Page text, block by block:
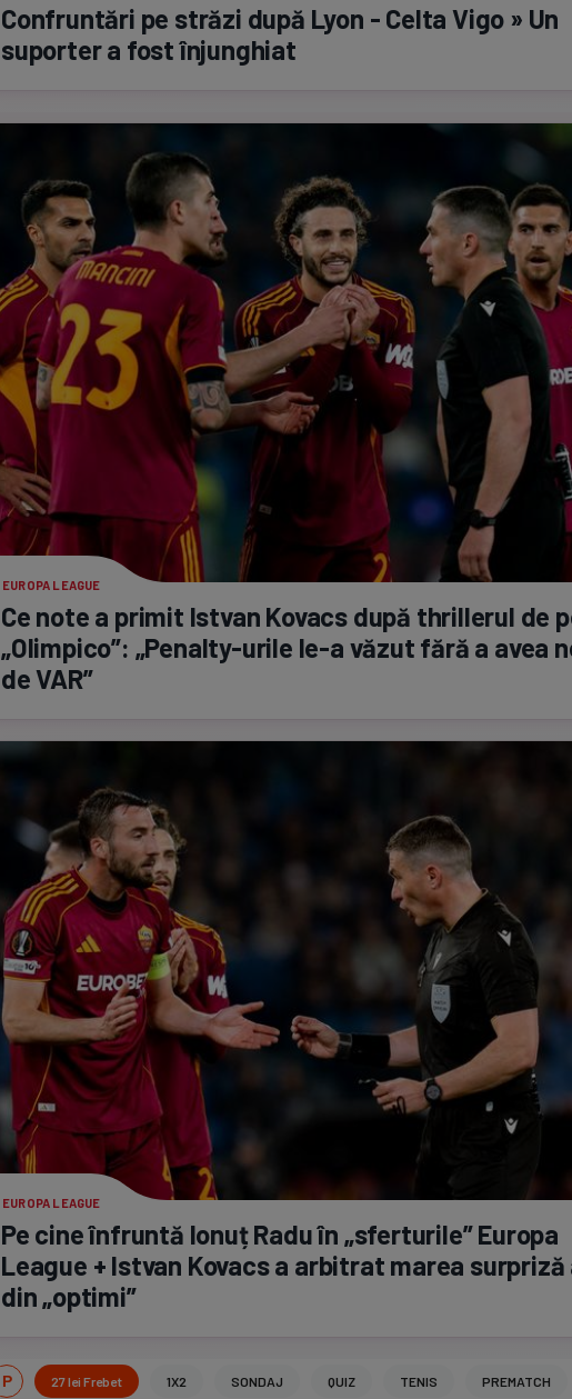
Confruntări pe străzi după Lyon - Celta Vigo » Un
suporter a fost înjunghiat
EUROPA LEAGUE
Ce note a primit Istvan Kovacs după thrillerul de
„Olimpico”: „Penalty-urile le-a văzut fără a avea
de VAR”
EUROPA LEAGUE
Pe cine înfruntă Ionuț Radu în „sferturile” Europa
League + Istvan Kovacs a arbitrat marea surpriză
din „optimi”